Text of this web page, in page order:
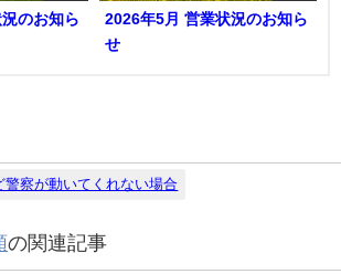
のお知ら
2026年5月 営業状況のお知ら
せ
警察が動いてくれない場合
の関連記事